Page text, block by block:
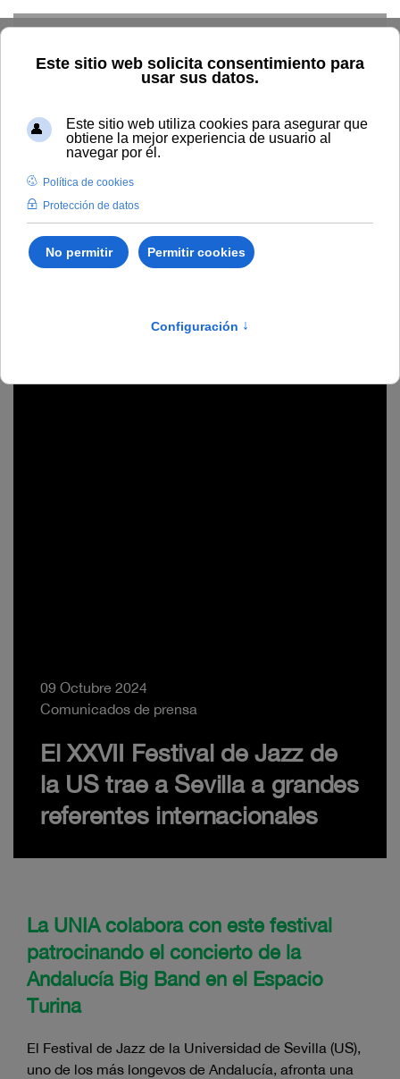
09 Octubre 2024
Comunicados de prensa
El XXVII Festival de Jazz de
la US trae a Sevilla a grandes
referentes internacionales
La UNIA colabora con este festival
patrocinando el concierto de la
Andalucía Big Band en el Espacio
Turina
El Festival de Jazz de la Universidad de Sevilla (US),
uno de los más longevos de Andalucía, afronta una